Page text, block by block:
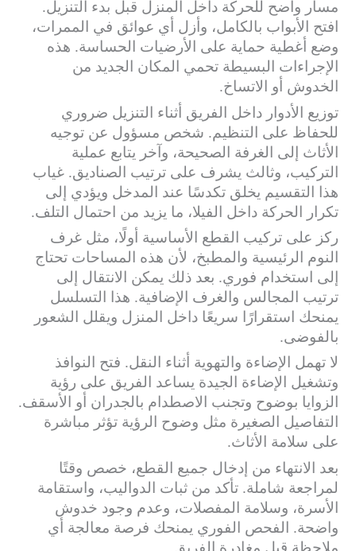
مسار واضح للحركة داخل المنزل قبل بدء التنزيل.
افتح الأبواب بالكامل، وأزل أي عوائق في الممرات،
وضع أغطية حماية على الأرضيات الحساسة. هذه
الإجراءات البسيطة تحمي المكان الجديد من
الخدوش أو الاتساخ.
توزيع الأدوار داخل الفريق أثناء التنزيل ضروري
للحفاظ على التنظيم. شخص مسؤول عن توجيه
الأثاث إلى الغرفة الصحيحة، وآخر يتابع عملية
التركيب، وثالث يشرف على ترتيب الصناديق. غياب
هذا التقسيم يخلق تكدسًا عند المدخل ويؤدي إلى
تكرار الحركة داخل الفيلا، ما يزيد من احتمال التلف.
ركز على تركيب القطع الأساسية أولًا، مثل غرف
النوم الرئيسية والمطبخ، لأن هذه المساحات تحتاج
إلى استخدام فوري. بعد ذلك يمكن الانتقال إلى
ترتيب المجالس والغرف الإضافية. هذا التسلسل
يمنحك استقرارًا سريعًا داخل المنزل ويقلل الشعور
بالفوضى.
لا تهمل الإضاءة والتهوية أثناء النقل. فتح النوافذ
وتشغيل الإضاءة الجيدة يساعد الفريق على رؤية
الزوايا بوضوح وتجنب الاصطدام بالجدران أو الأسقف.
التفاصيل الصغيرة مثل وضوح الرؤية تؤثر مباشرة
على سلامة الأثاث.
بعد الانتهاء من إدخال جميع القطع، خصص وقتًا
لمراجعة شاملة. تأكد من ثبات الدواليب، واستقامة
الأسرة، وسلامة المفصلات، وعدم وجود خدوش
واضحة. الفحص الفوري يمنحك فرصة معالجة أي
ملاحظة قبل مغادرة الفريق.